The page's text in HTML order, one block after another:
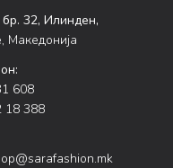
бр. 32, Илинден,
Македонија
608
18 388